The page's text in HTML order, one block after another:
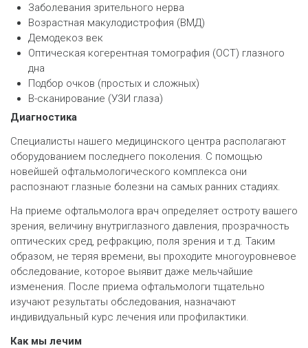
Заболевания зрительного нерва
Возрастная макулодистрофия (ВМД)
Демодекоз век
Оптическая когерентная томография (ОСТ) глазного
дна
Подбор очков (простых и сложных)
В-сканирование (УЗИ глаза)
Диагностика
Специалисты нашего медицинского центра располагают
оборудованием последнего поколения. С помощью
новейшей офтальмологического комплекса они
распознают глазные болезни на самых ранних стадиях.
На приеме офтальмолога врач определяет остроту вашего
зрения, величину внутриглазного давления, прозрачность
оптических сред, рефракцию, поля зрения и т.д. Таким
образом, не теряя времени, вы проходите многоуровневое
обследование, которое выявит даже мельчайшие
изменения. После приема офтальмологи тщательно
изучают результаты обследования, назначают
индивидуальный курс лечения или профилактики.
Как мы лечим